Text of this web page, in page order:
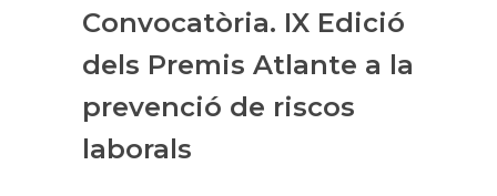
Convocatòria. IX Edició
dels Premis Atlante a la
prevenció de riscos
laborals